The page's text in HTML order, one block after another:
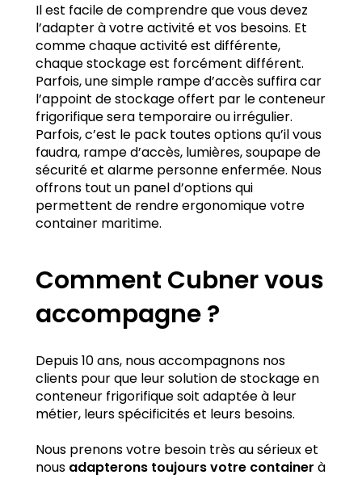
Il est facile de comprendre que vous devez
l’adapter à votre activité et vos besoins. Et
comme chaque activité est différente,
chaque stockage est forcément différent.
Parfois, une simple rampe d’accès suffira car
l’appoint de stockage offert par le conteneur
frigorifique sera temporaire ou irrégulier.
Parfois, c’est le pack toutes options qu’il vous
faudra, rampe d’accès, lumières, soupape de
sécurité et alarme personne enfermée. Nous
offrons tout un panel d’options qui
permettent de rendre ergonomique votre
container maritime.
Comment Cubner vous
accompagne ?
Depuis 10 ans, nous accompagnons nos
clients pour que leur solution de stockage en
conteneur frigorifique soit adaptée à leur
métier, leurs spécificités et leurs besoins.
Nous prenons votre besoin très au sérieux et
nousadapterons toujours votre containerà